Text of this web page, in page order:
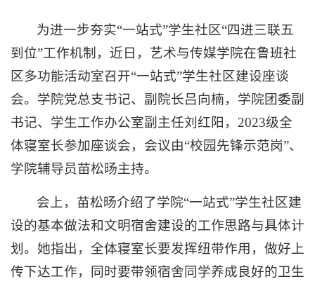
为进一步夯实“一站式”学生社区“四进三联五
到位”工作机制，近日，艺术与传媒学院在鲁班社
区多功能活动室召开“一站式”学生社区建设座谈
会。学院党总支书记、副院长吕向楠，学院团委副
书记、学生工作办公室副主任刘红阳，2023级全
体寝室长参加座谈会，会议由“校园先锋示范岗”、
学院辅导员苗松旸主持。
会上，苗松旸介绍了学院“一站式”学生社区建
设的基本做法和文明宿舍建设的工作思路与具体计
划。她指出，全体寝室长要发挥纽带作用，做好上
传下达工作，同时要带领宿舍同学养成良好的卫生